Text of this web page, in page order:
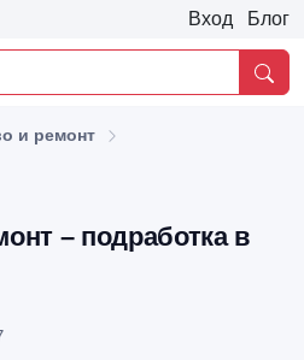
Вход Блог
и ремонт
– подработка в